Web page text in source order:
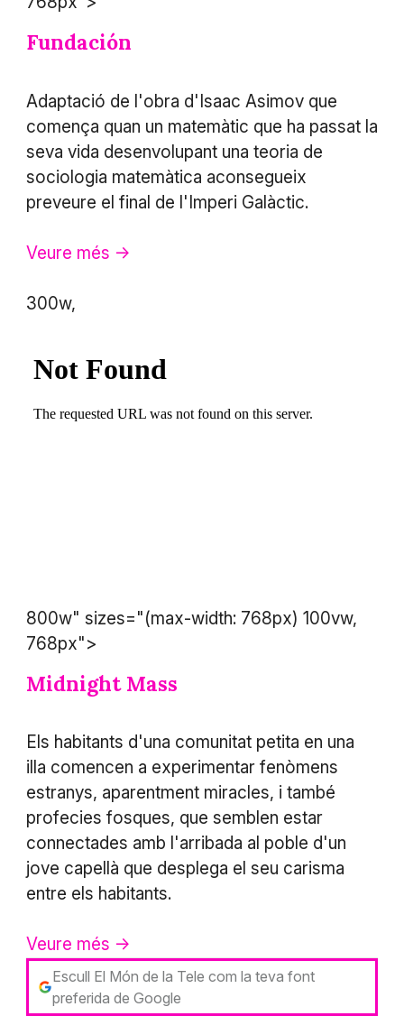
Fundación
Adaptació de l'obra d'Isaac Asimov que
comença quan un matemàtic que ha passat la
seva vida desenvolupant una teoria de
sociologia matemàtica aconsegueix
preveure el final de l'Imperi Galàctic.
Veure més ->
300w,
800w" sizes="(max-width: 768px) 100vw,
768px">
Midnight Mass
Els habitants d'una comunitat petita en una
illa comencen a experimentar fenòmens
estranys, aparentment miracles, i també
profecies fosques, que semblen estar
connectades amb l'arribada al poble d'un
jove capellà que desplega el seu carisma
entre els habitants.
Veure més ->
Escull El Món de la Tele com la teva font
preferida de Google